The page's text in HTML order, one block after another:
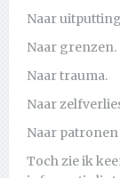
Naar
Naar grenzen.
Naar trauma.
Naar
Naar
Toch zie ik